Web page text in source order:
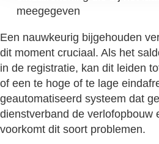
meegegeven
Een nauwkeurig bijgehouden
dit moment cruciaal. Als het
in de registratie, kan dit leiden
of een te hoge of te lage
geautomatiseerd systeem dat
dienstverband de verlofopbouw
voorkomt dit soort problemen.